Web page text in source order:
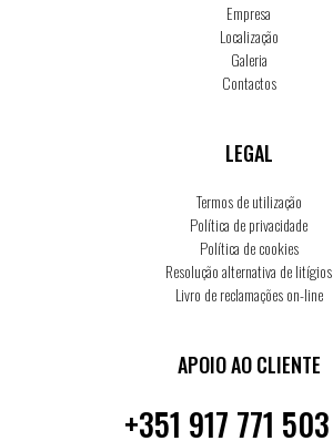
Empresa
Localização
Galeria
Contactos
LEGAL
Termos de utilização
Política de privacidade
Política de cookies
Resolução alternativa de litígios
Livro de reclamações on-line
APOIO AO CLIENTE
+351 917 771 503